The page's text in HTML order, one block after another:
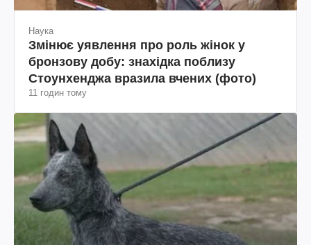
Наука
Змінює уявлення про роль жінок у
бронзову добу: знахідка поблизу
Стоунхенджа вразила вчених (фото)
11 годин тому